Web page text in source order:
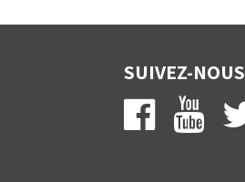
SUIVEZ-NOUS